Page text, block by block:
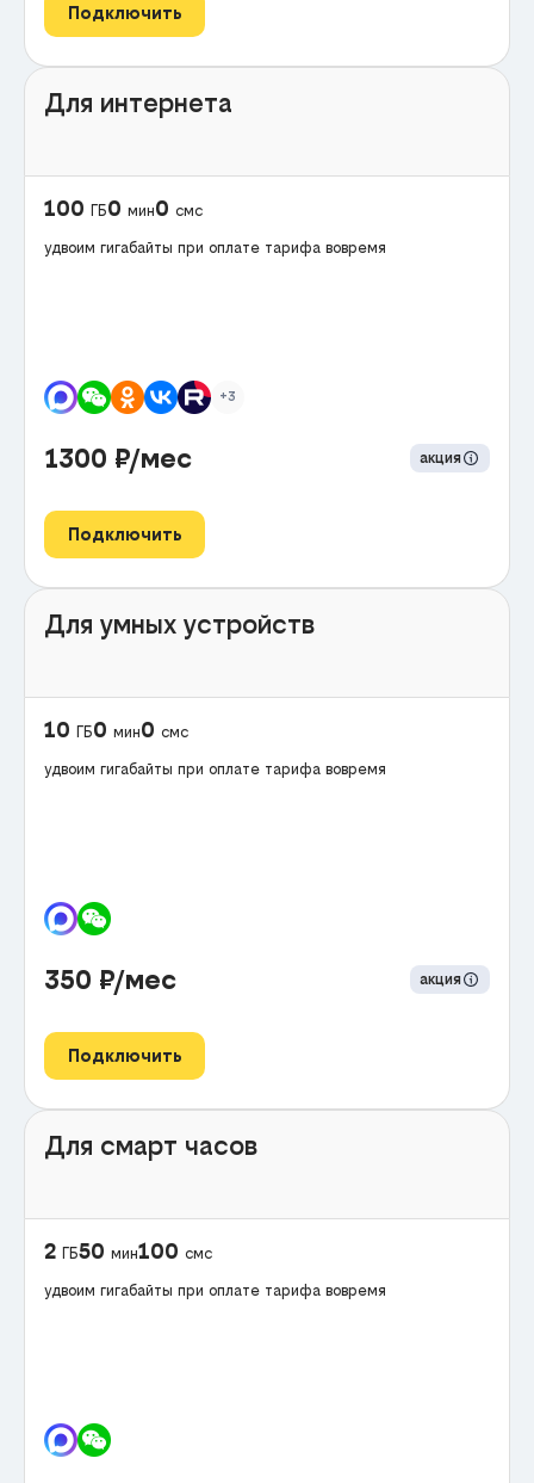
Подключить
Для интернета
100 ГБ0 мин0 смс
удвоим гигабайты при оплате тарифа вовремя
+3
1300 ₽/мес акция
Подключить
Для умных устройств
10 ГБ0 мин0 смс
удвоим гигабайты при оплате тарифа вовремя
350 ₽/мес акция
Подключить
Для смарт часов
2 ГБ50 мин100 смс
удвоим гигабайты при оплате тарифа вовремя